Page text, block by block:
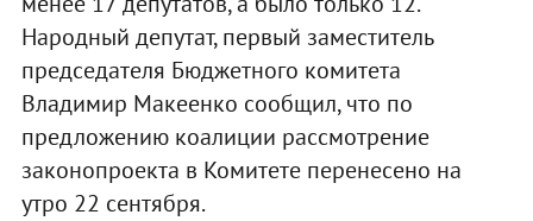
Народный депутат, первый заместитель
председателя Бюджетного комитета
Владимир Макеенко сообщил, что по
предложению коалиции рассмотрение
законопроекта в Комитете перенесено на
утро 22 сентября.